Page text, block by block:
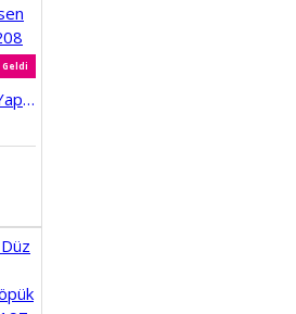
Geldi
Yeni Nesil Kendinden Yapışkanlı Esnek Sünger Renkli 3D Taş Tuğla Desen Duvar Kağıdı Paneli nw208